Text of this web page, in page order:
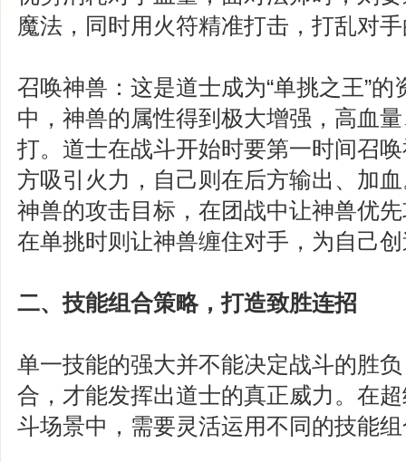
魔法，同时用火符精准打击，打乱对
召唤神兽：这是道士成为“单挑之王”
中，神兽的属性得到极大增强，高血
打。道士在战斗开始时要第一时间召
方吸引火力，自己则在后方输出、加
神兽的攻击目标，在团战中让神兽优
在单挑时则让神兽缠住对手，为自己
二、技能组合策略，打造致胜连招
单一技能的强大并不能决定战斗的胜
合，才能发挥出道士的真正威力。在
斗场景中，需要灵活运用不同的技能